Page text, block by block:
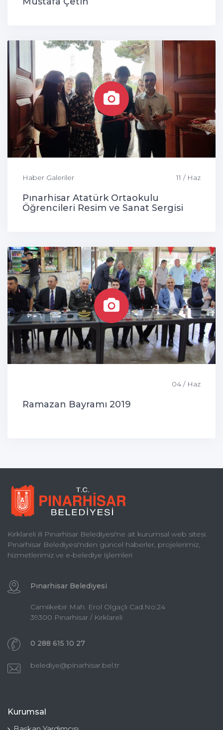
Haber Galeriler 11 / Haz
Pınarhisar Atatürk Ortaokulu
Öğrencileri Resim ve Sanat Sergisi
04 / Haz
Ramazan Bayramı 2019
Kırklareli ili Pınarhisar Belediyesi'ne ait kurumsal web sitesi.
Pınarhisar Belediyesi'nden güncel haberler, projelerimiz,
hizmetlerimiz ve e-belediye işlemleri
Pınarhisar Belediyesi
Camiikebir Mah. Erol Olgaçlı Cad.No:24
39300 Pınarhisar / Kırklareli
0 288 615 10 27
belediye@pinarhisar.bel.tr
Kurumsal